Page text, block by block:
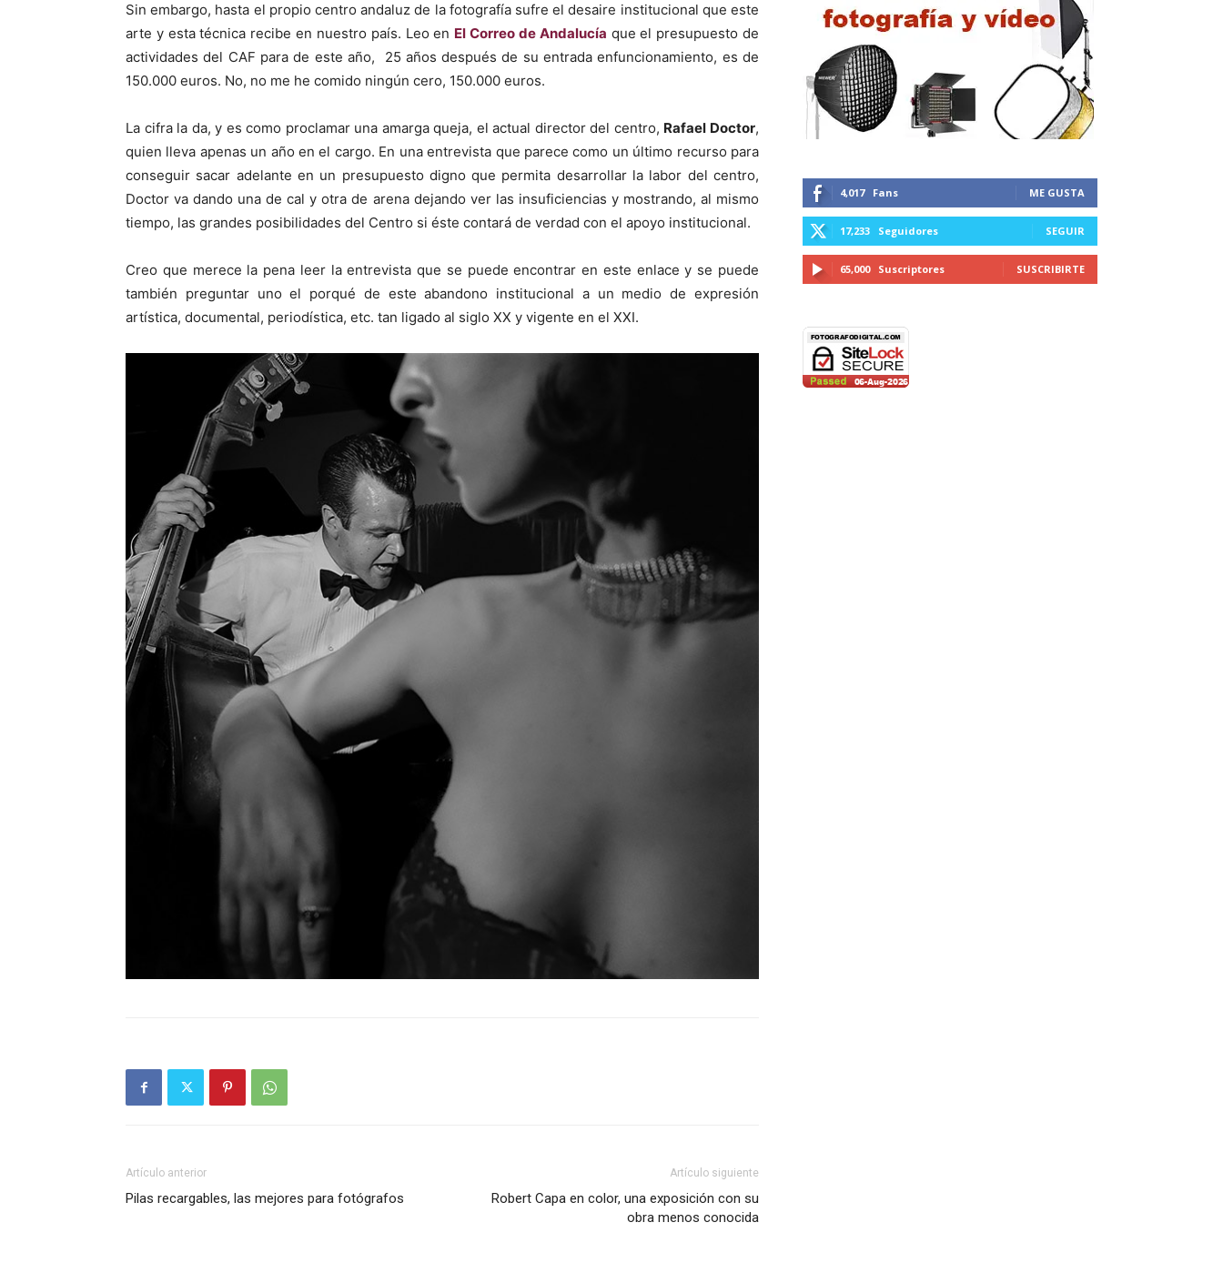
Sin embargo, hasta el propio centro andaluz de la fotografía sufre el desaire institucional que este
arte y esta técnica recibe en nuestro país. Leo en El Correo de Andalucía que el presupuesto de
actividades del CAF para de este año, 25 años después de su entrada enfuncionamiento, es de
150.000 euros. No, no me he comido ningún cero, 150.000 euros.
La cifra la da, y es como proclamar una amarga queja, el actual director del centro, Rafael Doctor,
quien lleva apenas un año en el cargo. En una entrevista que parece como un último recurso para
conseguir sacar adelante en un presupuesto digno que permita desarrollar la labor del centro,
Doctor va dando una de cal y otra de arena dejando ver las insuficiencias y mostrando, al mismo
tiempo, las grandes posibilidades del Centro si éste contará de verdad con el apoyo institucional.
Creo que merece la pena leer la entrevista que se puede encontrar en este enlace y se puede
también preguntar uno el porqué de este abandono institucional a un medio de expresión
artística, documental, periodística, etc. tan ligado al siglo XX y vigente en el XXI.
Artículo anterior
Pilas recargables, las mejores para fotógrafos
Artículo siguiente
Robert Capa en color, una exposición con su
obra menos conocida
4,017 Fans ME GUSTA
17,233 Seguidores SEGUIR
65,000 Suscriptores SUSCRIBIRTE